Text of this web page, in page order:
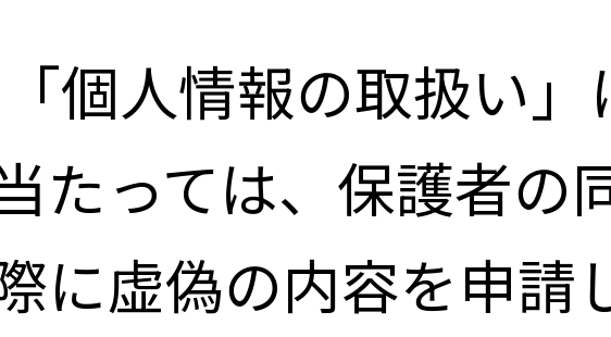
個人情報の取扱い」
たっては、保護者の
に虚偽の内容を申請